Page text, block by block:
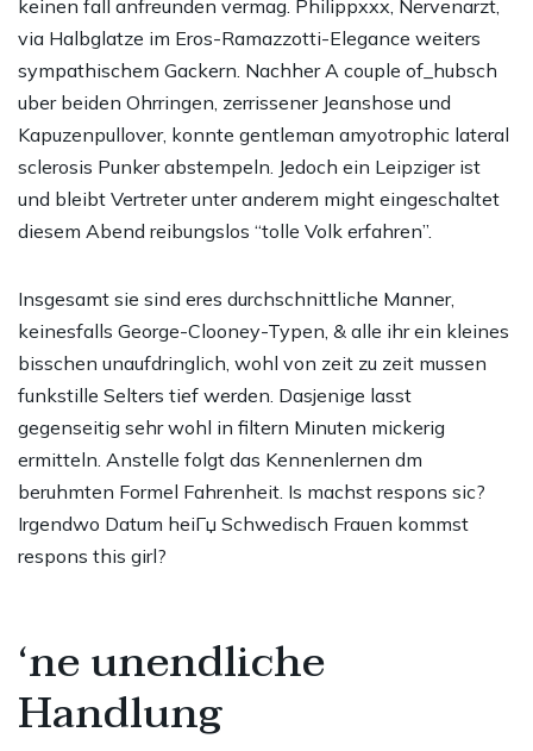
keinen fall anfreunden vermag. Philippxxx, Nervenarzt,
via Halbglatze im Eros-Ramazzotti-Elegance weiters
sympathischem Gackern. Nachher A couple of_hubsch
uber beiden Ohrringen, zerrissener Jeanshose und
Kapuzenpullover, konnte gentleman amyotrophic lateral
sclerosis Punker abstempeln. Jedoch ein Leipziger ist
und bleibt Vertreter unter anderem might eingeschaltet
diesem Abend reibungslos “tolle Volk erfahren”.
Insgesamt sie sind eres durchschnittliche Manner,
keinesfalls George-Clooney-Typen, & alle ihr ein kleines
bisschen unaufdringlich, wohl von zeit zu zeit mussen
funkstille Selters tief werden. Dasjenige lasst
gegenseitig sehr wohl in filtern Minuten mickerig
ermitteln. Anstelle folgt das Kennenlernen dm
beruhmten Formel Fahrenheit. Is machst respons sic?
Irgendwo Datum heiГџ Schwedisch Frauen kommst
respons this girl?
‘ne unendliche
Handlung